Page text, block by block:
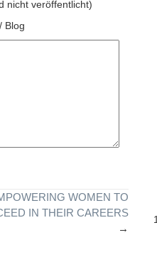
nicht veröffentlicht)
Blog
WOMEN TO
IN THEIR CAREERS
→